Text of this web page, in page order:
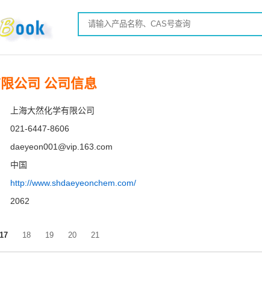
公司 公司信息
上海大然化学有限公司
021-6447-8606
daeyeon001@vip.163.com
中国
http://www.shdaeyeonchem.com/
2062
17 18 19 20 21